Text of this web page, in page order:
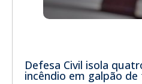
Defesa Civil isola
incêndio em galpão